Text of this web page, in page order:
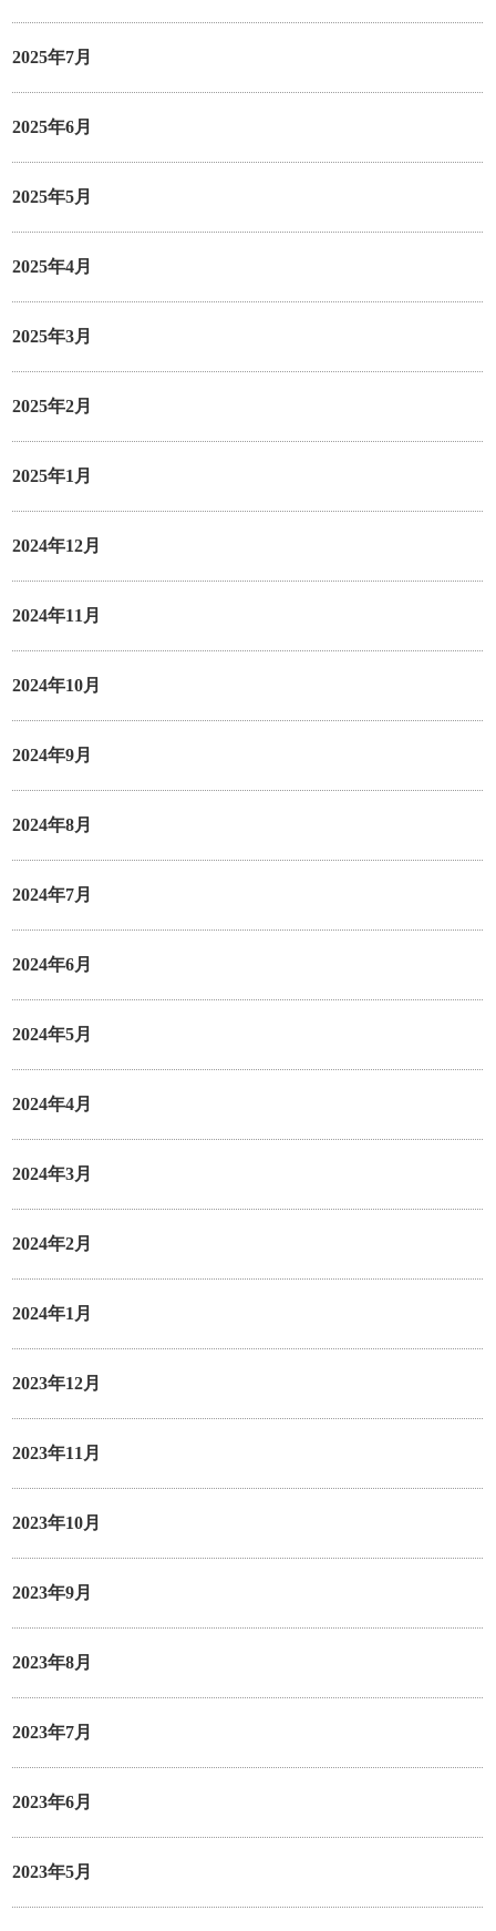
2025年7月
2025年6月
2025年5月
2025年4月
2025年3月
2025年2月
2025年1月
2024年12月
2024年11月
2024年10月
2024年9月
2024年8月
2024年7月
2024年6月
2024年5月
2024年4月
2024年3月
2024年2月
2024年1月
2023年12月
2023年11月
2023年10月
2023年9月
2023年8月
2023年7月
2023年6月
2023年5月